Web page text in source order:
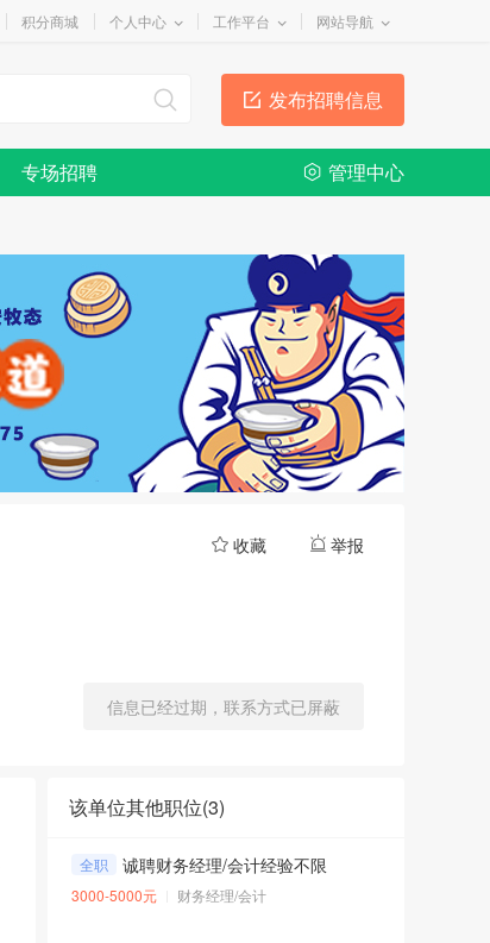
积分商城 个人中心 工作平台 网站导航
发布招聘信息
专场招聘 管理中心
收藏 举报
信息已经过期，联系方式已屏蔽
该单位其他职位(3)
全职 诚聘财务经理/会计经验不限
3000-5000元 财务经理/会计